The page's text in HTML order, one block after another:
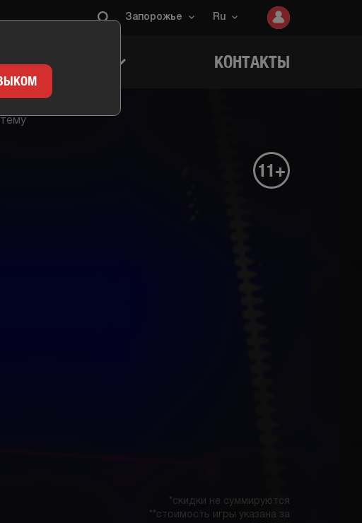
Запорожье Ru
ДЛЯ ИГРОКОВ КОНТАКТЫ
11+
*скидки не суммируются
**стоимость игры указана за